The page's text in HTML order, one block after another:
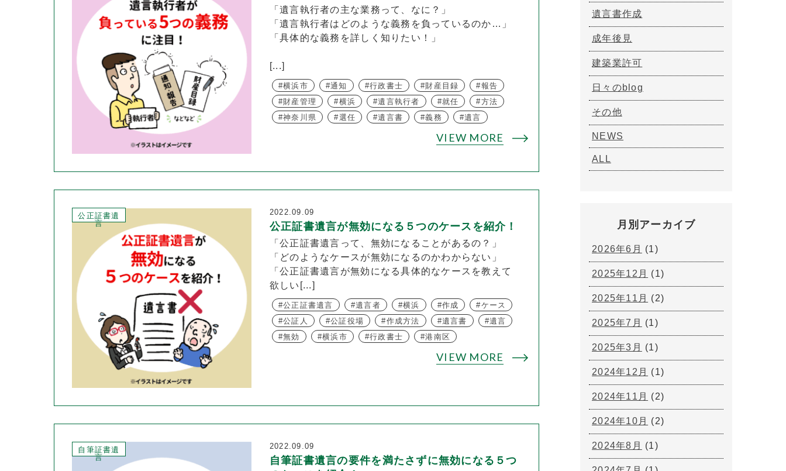
「遺言執行者の主な業務って、なに？」
「遺言執行者はどのような義務を負っているのか…」
「具体的な義務を詳しく知りたい！」
[...]
横浜市 通知 行政書士 財産目録
報告
財産管理
横浜 遺言執行者 就任
方法
神奈川県
選任 遺言書 義務 遺言
VIEW MORE
公正証書遺
言
2022.09.09
公正証書遺言が無効になる５つのケースを紹介！
「公正証書遺言って、無効になることがあるの？」
「どのようなケースが無効になるのかわからない」
「公正証書遺言が無効になる具体的なケースを教えて
欲しい[...]
公正証書遺言 遺言者 横浜 作成
ケース
公証人
公証役場 作成方法 遺言書
遺言
無効
横浜市 行政書士 港南区
VIEW MORE
自筆証書遺
言
2022.09.09
自筆証書遺言の要件を満たさずに無効になる５つ
遺言書作成
成年後見
建築業許可
日々のblog
その他
NEWS
ALL
月別アーカイブ
2026年6月 (1)
2025年12月 (1)
2025年11月 (2)
2025年7月 (1)
2025年3月 (1)
2024年12月 (1)
2024年11月 (2)
2024年10月 (2)
2024年8月 (1)